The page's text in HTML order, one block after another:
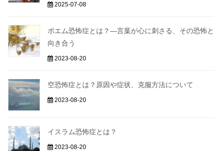
2025-07-08
ポエム恐怖症とは？―言葉が心に刺さる、その恐怖と
向き合う
2023-08-20
空恐怖症とは？原因や症状、克服方法について
2023-08-20
イスラム恐怖症とは？
2023-08-20